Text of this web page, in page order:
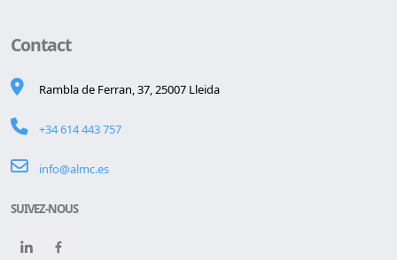
Contact
Rambla de Ferran, 37, 25007 Lleida
+34 614 443 757
info@almc.es
SUIVEZ-NOUS